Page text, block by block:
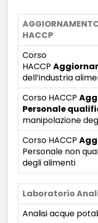
HACCP
Corso
HACCP
dell’industria
Corso HACCP
Personale
manipolazione
Corso HACCP
Personale non
degli alimenti
Laboratorio
Analisi acque